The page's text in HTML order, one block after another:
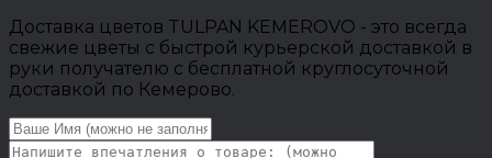
Доставка цветов TULPAN KEMEROVO - это всегда
свежие цветы с быстрой курьерской доставкой в
руки получателю с бесплатной круглосуточной
доставкой по Кемерово.